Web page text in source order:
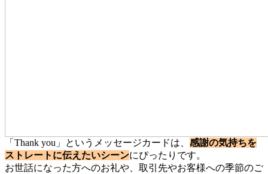
「Thank you」というメッセージカードは、 感謝の気持ちを
ストレートに伝えたいシーンにぴったりです。
お世話になった方へのお礼や、取引先やお客様への季節のご